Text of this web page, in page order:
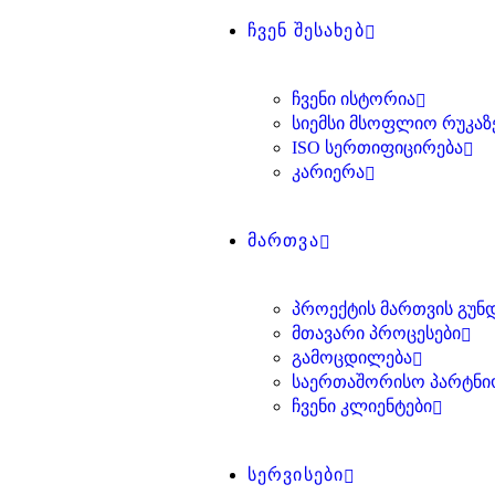
ᲩᲕᲔᲜ ᲨᲔᲡᲐᲮᲔᲑ
ᲩᲕᲔᲜᲘ ᲘᲡᲢᲝᲠᲘᲐ
ᲡᲘᲔᲛᲡᲘ ᲛᲡᲝᲤᲚᲘᲝ
ISO ᲡᲔᲠᲗᲘᲤᲘᲪᲘᲠᲔᲑᲐ
ᲙᲐᲠᲘᲔᲠᲐ
ᲛᲐᲠᲗᲕᲐ
ᲞᲠᲝᲔᲥᲢᲘᲡ ᲛᲐᲠᲗᲕᲘᲡ
ᲛᲗᲐᲕᲐᲠᲘ ᲞᲠᲝᲪᲔᲡᲔᲑᲘ
ᲒᲐᲛᲝᲪᲓᲘᲚᲔᲑᲐ
ᲡᲐᲔᲠᲗᲐᲨᲝᲠᲘᲡᲝ
ᲩᲕᲔᲜᲘ ᲙᲚᲘᲔᲜᲢᲔᲑᲘ
ᲡᲔᲠᲕᲘᲡᲔᲑᲘ